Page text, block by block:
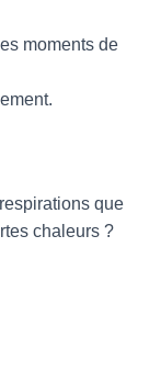
moments de
que
chaleurs ?